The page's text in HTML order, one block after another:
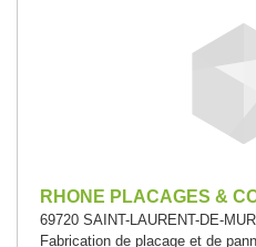
RHONE PLACAGES &
69720 SAINT-LAURENT-DE-
Fabrication de placage et de